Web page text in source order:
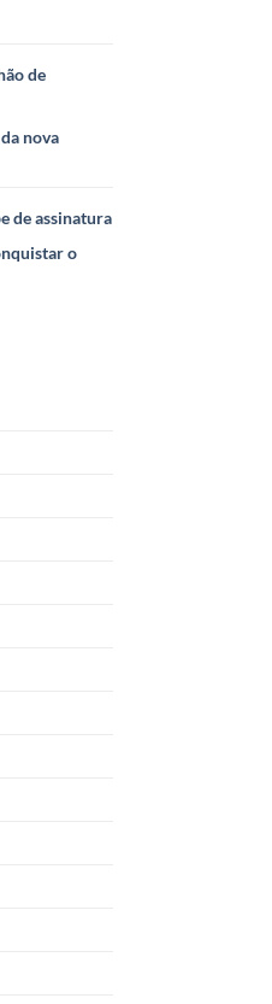
de
nova
de assinatura
o